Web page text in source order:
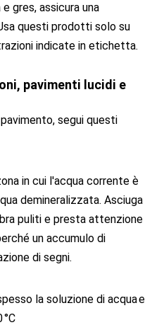
gres, assicura una
questi prodotti solo su
indicate in etichetta.
pavimenti lucidi e
segui questi
in cui l'acqua corrente è
demineralizzata. Asciuga
puliti e presta attenzione
un accumulo di
di segni.
la soluzione di acqua e